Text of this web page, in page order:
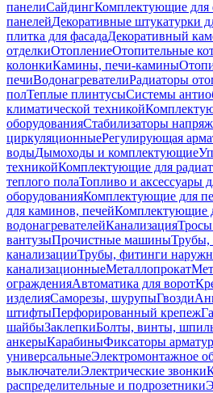
панелиСайдингКомплектующие для
панелейДекоративные штукатурки
плитка для фасадаДекоративный
отделкиОтоплениеОтопительные
колонкиКамины, печи-камины
печиВодонагревателиРадиаторы
полТеплые плинтусыСистемы
климатической техникой
оборудованияСтабилизаторы
циркуляционныеРегулирующая
водыДымоходы и комплектующие
техникойКомплектующие для
теплого полаТопливо и аксессуары
оборудованияКомплектующие для
для каминов, печейКомплектующие
водонагревателейКанализацияТросы
вантузыПрочистные машиныТрубы,
канализацииТрубы, фитинги
канализационныеМеталлопрокат
огражденияАвтоматика для ворот
изделияСаморезы, шурупыГвозди
штифтыПерфорированный крепеж
шайбыЗаклепкиБолты, винты,
анкерыКарабиныФиксаторы
универсальныеЭлектромонтажное
выключателиЭлектрические звонки
распределительные и подрозетники